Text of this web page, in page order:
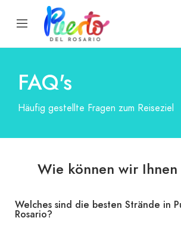
FAQ's
Häufig gestellte Fragen zum Reiseziel
Wie können wir
Welches sind die besten Strände in
Rosario?